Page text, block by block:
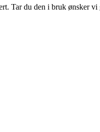
Tar du den i bruk ønsker